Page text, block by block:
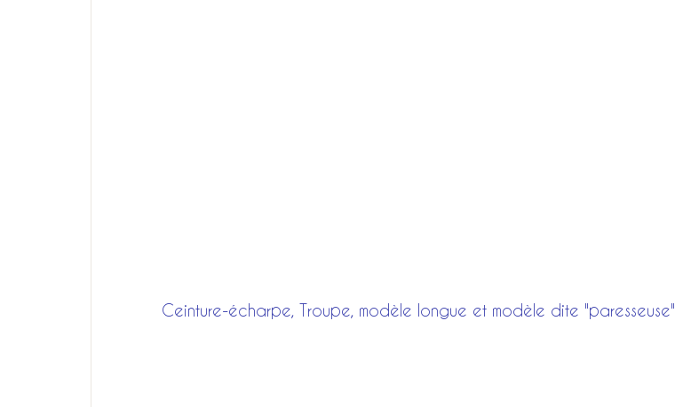
Ceinture-écharpe, Troupe, modèle longue et modèle dite "paresseuse"